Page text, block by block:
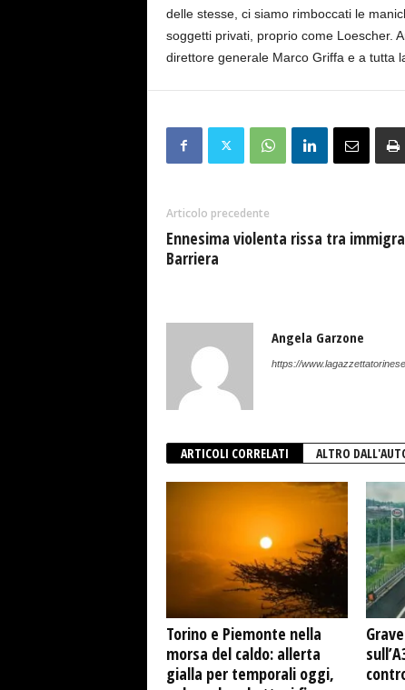
delle stesse, ci siamo rimboccati le
soggetti privati, proprio come Loescher.
direttore generale Marco Griffa e a tutta
Articolo precedente
Ennesima violenta rissa tra
Barriera
Angela Garzone
https://
ARTICOLI CORRELATI ALTRO
Torino e Piemonte nella
morsa del caldo: allerta
gialla per temporali oggi,